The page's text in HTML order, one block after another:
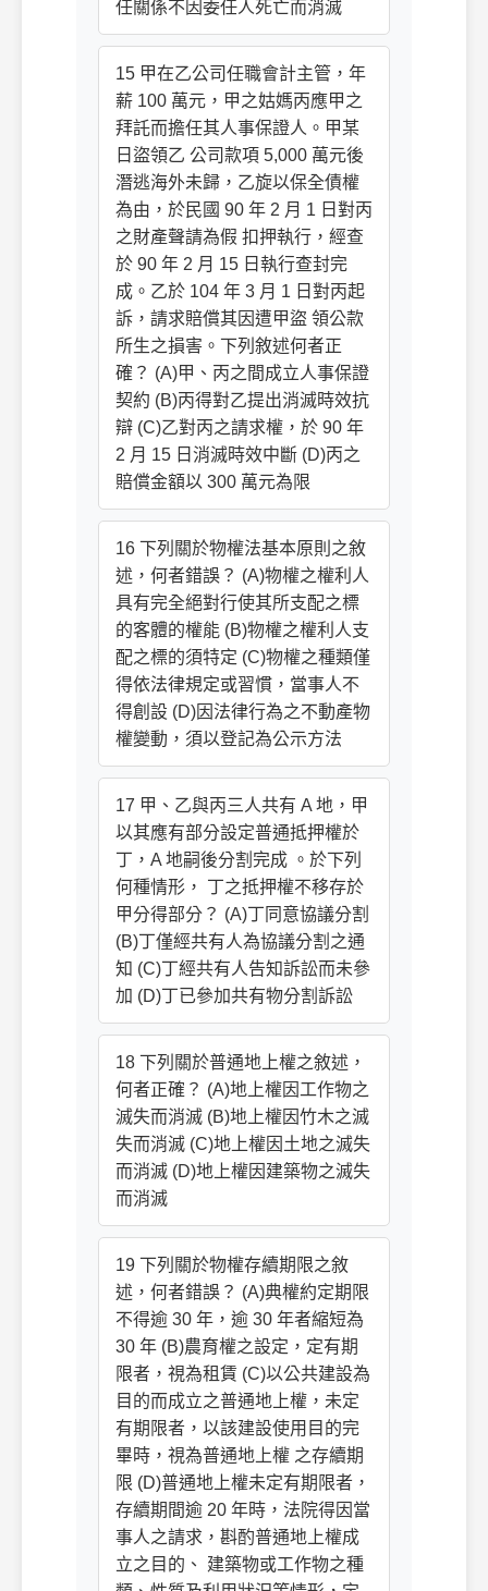
任關係不因委任人死亡而消滅
15 甲在乙公司任職會計主管，年
薪 100 萬元，甲之姑媽丙應甲之
拜託而擔任其人事保證人。甲某
日盜領乙 公司款項 5,000 萬元後
潛逃海外未歸，乙旋以保全債權
為由，於民國 90 年 2 月 1 日對丙
之財產聲請為假 扣押執行，經查
於 90 年 2 月 15 日執行查封完
成。乙於 104 年 3 月 1 日對丙起
訴，請求賠償其因遭甲盜 領公款
所生之損害。下列敘述何者正
確？ (A)甲、丙之間成立人事保證
契約 (B)丙得對乙提出消滅時效抗
辯 (C)乙對丙之請求權，於 90 年
2 月 15 日消滅時效中斷 (D)丙之
賠償金額以 300 萬元為限
16 下列關於物權法基本原則之敘
述，何者錯誤？ (A)物權之權利人
具有完全絕對行使其所支配之標
的客體的權能 (B)物權之權利人支
配之標的須特定 (C)物權之種類僅
得依法律規定或習慣，當事人不
得創設 (D)因法律行為之不動產物
權變動，須以登記為公示方法
17 甲、乙與丙三人共有 A 地，甲
以其應有部分設定普通抵押權於
丁，A 地嗣後分割完成 。於下列
何種情形， 丁之抵押權不移存於
甲分得部分？ (A)丁同意協議分割
(B)丁僅經共有人為協議分割之通
知 (C)丁經共有人告知訴訟而未參
加 (D)丁已參加共有物分割訴訟
18 下列關於普通地上權之敘述，
何者正確？ (A)地上權因工作物之
滅失而消滅 (B)地上權因竹木之滅
失而消滅 (C)地上權因土地之滅失
而消滅 (D)地上權因建築物之滅失
而消滅
19 下列關於物權存續期限之敘
述，何者錯誤？ (A)典權約定期限
不得逾 30 年，逾 30 年者縮短為
30 年 (B)農育權之設定，定有期
限者，視為租賃 (C)以公共建設為
目的而成立之普通地上權，未定
有期限者，以該建設使用目的完
畢時，視為普通地上權 之存續期
限 (D)普通地上權未定有期限者，
存續期間逾 20 年時，法院得因當
事人之請求，斟酌普通地上權成
立之目的、 建築物或工作物之種